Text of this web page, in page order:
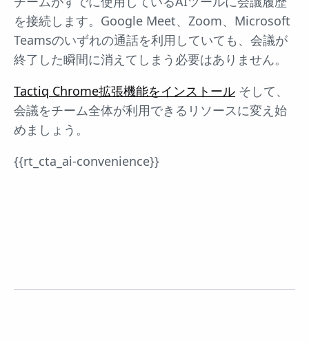
を接続します。Google Meet、Zoom、Microsoft
Teamsのいずれの通話を利用していても、会議が
終了した瞬間に消えてしまう必要はありません。
Tactiq Chrome拡張機能をインストール そして、
会議をチーム全体が利用できるリソースに変え始
めましょう。
{{rt_cta_ai-convenience}}